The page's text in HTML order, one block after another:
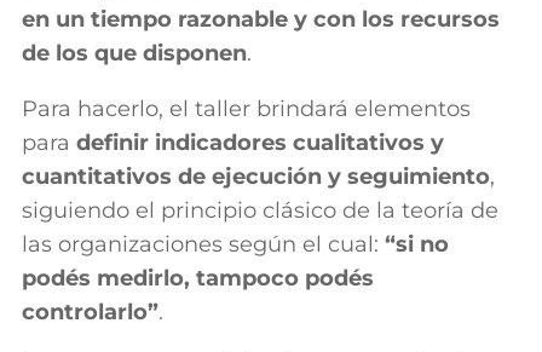
en un tiempo razonable y con los recursos
de los que disponen.
Para hacerlo, el taller brindará elementos
para definir indicadores cualitativos y
cuantitativos de ejecución y seguimiento,
siguiendo el principio clásico de la teoría de
las organizaciones según el cual: “si no
podés medirlo, tampoco podés
controlarlo”.